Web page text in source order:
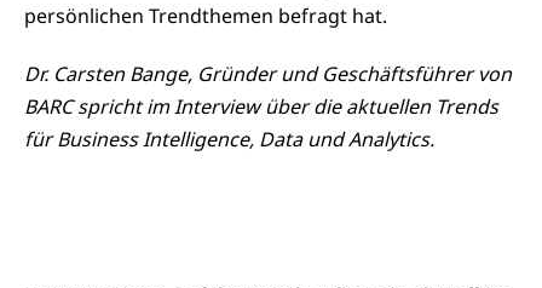
persönlichen Trendthemen befragt hat.
Dr. Carsten Bange, Gründer und Geschäftsführer von
BARC spricht im Interview über die aktuellen Trends
für Business Intelligence, Data und Analytics.